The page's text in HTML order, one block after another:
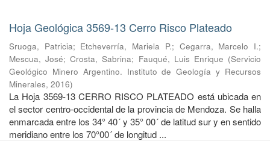
Hoja Geológica 3569-13 Cerro Risco Plateado
Sruoga, Patricia; Etcheverría, Mariela P.; Cegarra, Marcelo I.;
Mescua, José;Crosta, Sabrina; Fauqué, Luis Enrique (Servicio
Geológico Minero Argentino. Instituto de Geología y Recursos
Minerales, 2016)
La Hoja 3569-13 CERRO RISCO PLATEADO está ubicada en
el sector centro-occidental de la provincia de Mendoza. Se halla
enmarcada entre los 34° 40´ y 35° 00´ de latitud sur y en sentido
meridiano entre los 70°00´ de longitud ...